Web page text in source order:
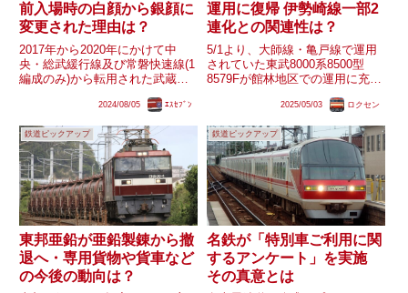
前入場時の白顔から銀顔に
変更された理由は？
2017年から2020年にかけて中
央・総武緩行線及び常磐快速線(1
編成のみ)から転用された武蔵野
たケヨMU2編成は改造中秋田総
各線の209系500番台や常磐快速
線のE231系な...
2024/08/05 ｴｽｾﾌﾞﾝ
運用に復帰 伊勢崎線一部2
連化との関連性は？
5/1より、大師線・亀戸線で運用
されていた東武8000系8500型
8579Fが館林地区での運用に充当
系(10000型・10030型)に統一され
運用されるのはかなり久しぶりの
こ...
2025/05/03 ロクセン
鉄道ピックアップ
東邦亜鉛が亜鉛製錬から撤
退へ・専用貨物や貨車など
の今後の動向は？
鉄道ピックアップ
名鉄が「特別車ご利用に関
するアンケート」を実施
その真意とは